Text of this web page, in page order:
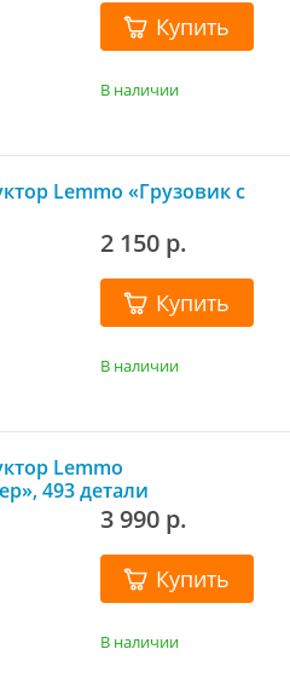
Купить
В наличии
Lemmo «Грузовик с
2 150 р.
Купить
В наличии
Lemmo
493 детали
3 990 р.
Купить
В наличии